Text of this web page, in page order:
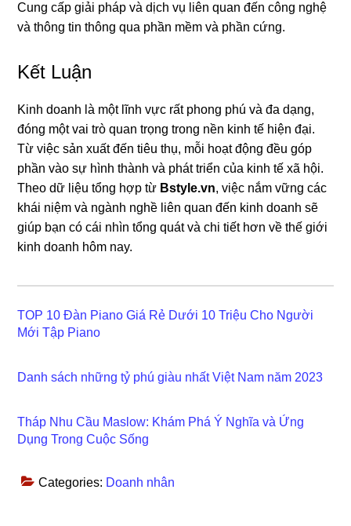
Cung cấp giải pháp và dịch vụ liên quan đến công nghệ
và thông tin thông qua phần mềm và phần cứng.
Kết Luận
Kinh doanh là một lĩnh vực rất phong phú và đa dạng,
đóng một vai trò quan trọng trong nền kinh tế hiện đại.
Từ việc sản xuất đến tiêu thụ, mỗi hoạt động đều góp
phần vào sự hình thành và phát triển của kinh tế xã hội.
Theo dữ liệu tổng hợp từ Bstyle.vn, việc nắm vững các
khái niệm và ngành nghề liên quan đến kinh doanh sẽ
giúp bạn có cái nhìn tổng quát và chi tiết hơn về thế giới
kinh doanh hôm nay.
TOP 10 Đàn Piano Giá Rẻ Dưới 10 Triệu Cho Người
Mới Tập Piano
Danh sách những tỷ phú giàu nhất Việt Nam năm 2023
Tháp Nhu Cầu Maslow: Khám Phá Ý Nghĩa và Ứng
Dụng Trong Cuộc Sống
Categories: Doanh nhân